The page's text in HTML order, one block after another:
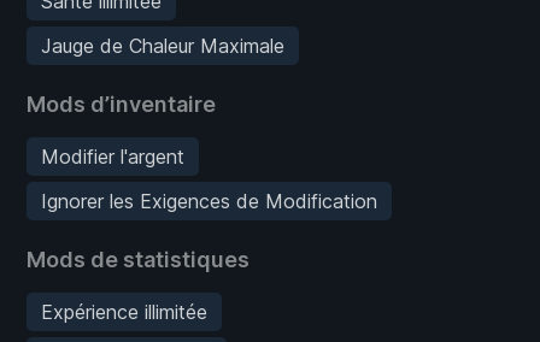
Jauge de Chaleur Maximale
Mods d’inventaire
Modifier l'argent
Ignorer les Exigences de Modification
Mods de statistiques
Expérience illimitée